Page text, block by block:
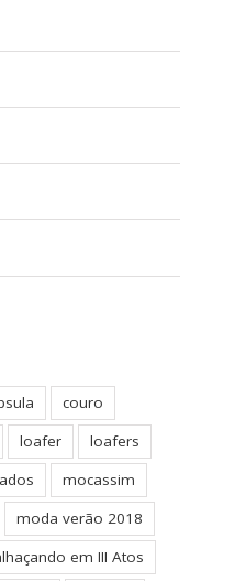
couro
loafer
loafers
mocassim
moda verão 2018
em III Atos